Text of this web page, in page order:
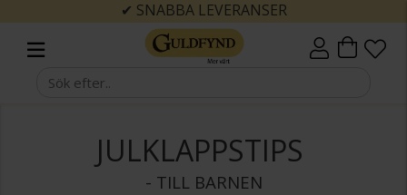
✔ SNABBA LEVERANSER
JULKLAPPSTIPS
- TILL BARNEN